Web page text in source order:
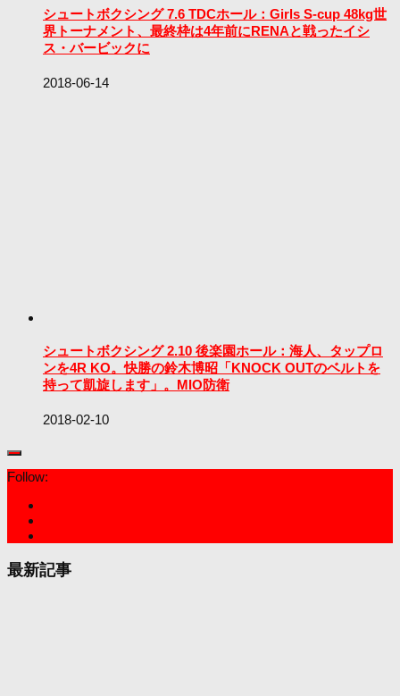
シュートボクシング 7.6 TDCホール：Girls S-cup 48kg世
界トーナメント、最終枠は4年前にRENAと戦ったイシ
ス・バービックに
2018-06-14
シュートボクシング 2.10 後楽園ホール：海人、タップロ
ンを4R KO。快勝の鈴木博昭「KNOCK OUTのベルトを
持って凱旋します」。MIO防衛
2018-02-10
Follow:
最新記事